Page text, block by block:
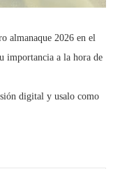
almanaque 2026 en el
importancia a la hora de
digital y usalo como